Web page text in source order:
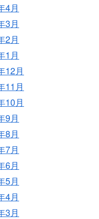
4月
3月
2月
1月
12月
11月
10月
9月
8月
7月
6月
5月
4月
3月